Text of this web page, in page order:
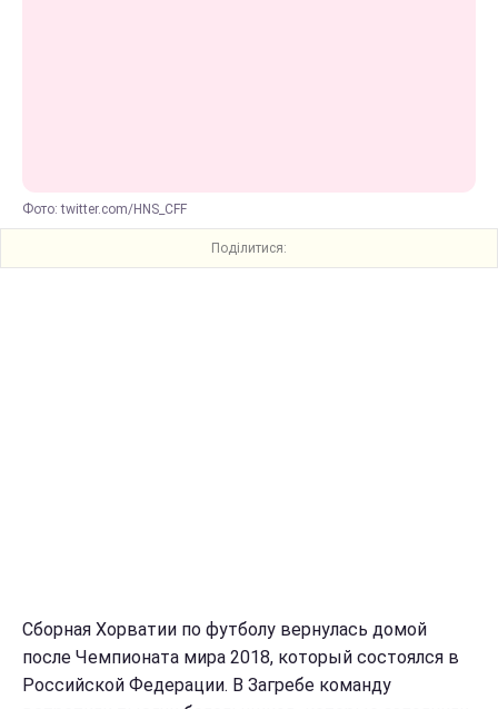
Фото: twitter.com/HNS_CFF
Поділитися:
Сборная Хорватии по футболу вернулась домой
после Чемпионата мира 2018, который состоялся в
Российской Федерации. В Загребе команду